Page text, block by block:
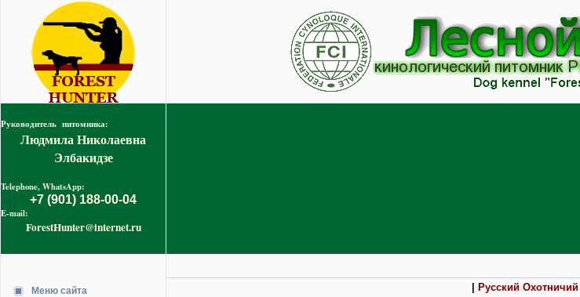
Руководитель питомника:
Людмила Николаевна
Элбакидзе
Telephone, WhatsApp:
+7 (901) 188-00-04
E-mail:
ForestHunter@internet.ru
Меню сайта Русский